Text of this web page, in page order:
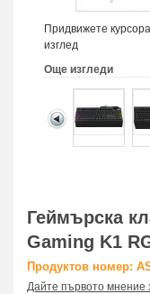
Придвижете
изглед
Още изгледи
Геймърска
Gaming K1
Продуктов номер:
Дайте първото мнение